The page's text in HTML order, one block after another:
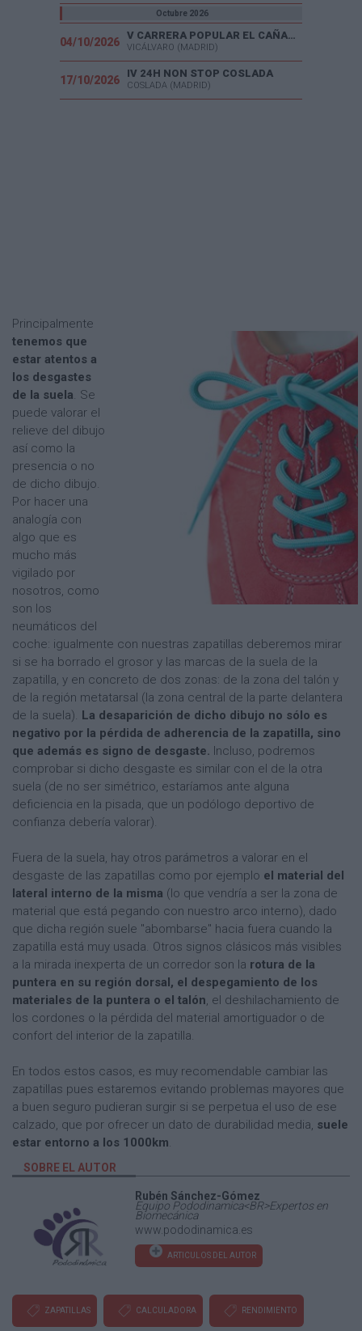
Octubre 2026
04/10/2026
V CARRERA POPULAR EL CAÑAVERAL
VICÁLVARO (MADRID)
17/10/2026
IV 24H NON STOP COSLADA
COSLADA (MADRID)
Principalmente
tenemos que
estar atentos a
los desgastes
de la suela. Se
puede valorar el
relieve del dibujo
así como la
presencia o no
de dicho dibujo.
Por hacer una
analogía con
algo que es
mucho más
vigilado por
nosotros, como
son los
neumáticos del
coche: igualmente con nuestras zapatillas deberemos mirar
si se ha borrado el grosor y las marcas de la suela de la
zapatilla, y en concreto de dos zonas: de la zona del talón y
de la región metatarsal (la zona central de la parte delantera
de la suela). La desaparición de dicho dibujo no sólo es
negativo por la pérdida de adherencia de la zapatilla, sino
que además es signo de desgaste. Incluso, podremos
comprobar si dicho desgaste es similar con el de la otra
suela (de no ser simétrico, estaríamos ante alguna
deficiencia en la pisada, que un podólogo deportivo de
confianza debería valorar).
Fuera de la suela, hay otros parámetros a valorar en el
desgaste de las zapatillas como por ejemplo el material del
lateral interno de la misma (lo que vendría a ser la zona de
material que está pegando con nuestro arco interno), dado
que dicha región suele "abombarse" hacia fuera cuando la
zapatilla está muy usada. Otros signos clásicos más visibles
a la mirada inexperta de un corredor son la rotura de la
puntera en su región dorsal, el despegamiento de los
materiales de la puntera o el talón, el deshilachamiento de
los cordones o la pérdida del material amortiguador o de
confort del interior de la zapatilla.
En todos estos casos, es muy recomendable cambiar las
zapatillas pues estaremos evitando problemas mayores que
a buen seguro pudieran surgir si se perpetua el uso de ese
calzado, que por ofrecer un dato de durabilidad media, suele
estar entorno a los 1000km.
SOBRE EL AUTOR
Rubén Sánchez-Gómez
Equipo Pododinamica<BR>Expertos en
Biomecánica
www.pododinamica.es
ARTICULOS DEL AUTOR
ZAPATILLAS CALCULADORA RENDIMIENTO